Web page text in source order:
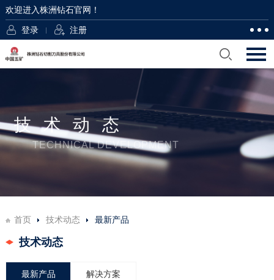
欢迎进入株洲钻石官网！
登录 注册
技术动态
TECHNICAL DEVELOPMENT
首页 技术动态 最新产品
技术动态
最新产品 解决方案